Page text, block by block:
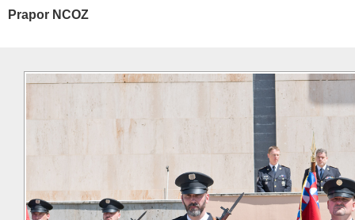
Prapor NCOZ